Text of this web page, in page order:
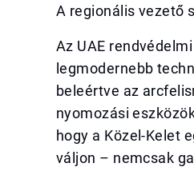
A regionális vezető
Az UAE
legmodernebb
beleértve az
nyomozási
hogy a Közel-Kelet
váljon – nemcsak